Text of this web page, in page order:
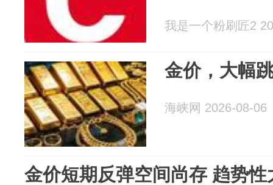
我是一个粉刷匠2
金价，大幅
海峡网 2026-08-06
金价短期反弹空间尚存 趋势